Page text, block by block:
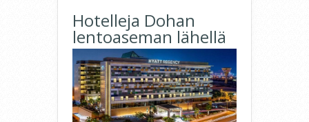
Hotelleja Dohan
lentoaseman lähellä